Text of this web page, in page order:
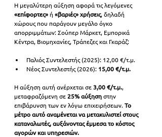
Η μεγαλύτερη αύξηση αφορά τις λεγόμενες
«επίφορτες» ή «βαριές» χρήσεις, δηλαδή
χώρους που παράγουν μεγάλο όγκο
απορριμμάτων: Σούπερ Μάρκετ, Εμπορικά
Κέντρα, Βιομηχανίες, Τράπεζες και Γκαράζ:
Παλιός Συντελεστής (2025): 12,00 €/τ.μ.
Νέος Συντελεστής (2026): 15,00 €/τ.μ.
Η αύξηση αυτή ανέρχεται σε 3,00 €/τ.μ.,
μεταφραζόμενη σε 25%αύξηση στην
επιβάρυνση των εν λόγω επιχειρήσεων. Το
μέτρο αυτό αναμένεται να μετακυλιστεί στους
καταναλωτές, αυξάνοντας έμμεσα το κόστος
αγορών και υπηρεσιών.